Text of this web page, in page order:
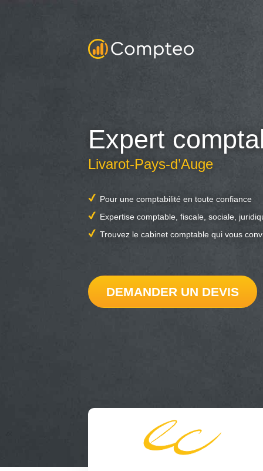
Expert
Livarot-Pays-d’Auge
Pour une comptabilité en toute confiance
Expertise comptable, fiscale, sociale,
Trouvez le cabinet comptable qui vous
DEMANDER UN DEVIS